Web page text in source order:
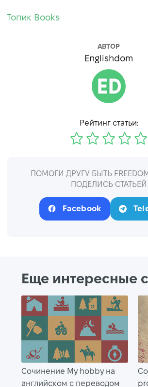
Топик Books
АВТОР
Englishdom
Рейтинг статьи:
ПОМОГИ ДРУГУ БЫТЬ FREEDOM
ПОДЕЛИСЬ СТАТЬЕЙ
Facebook
Еще интересные
Сочинение My hobby на
английском с переводом